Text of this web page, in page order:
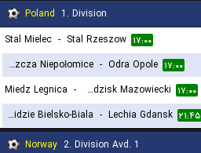
Poland 1. Division
Stal Mielec - Stal Rzeszow ۱۷:۰۰
Puszcza Niepołomice
- Odra Opole ۱۷:۰۰
Miedz Legnica - Pogon Grodzisk Mazowiecki ۱۷:۰۰
Podbeskidzie Bielsko-Biala
- Lechia Gdansk ۲۱:۴۵
Norway 2. Division Avd. 1